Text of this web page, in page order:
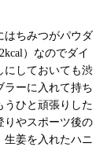
はちみつがパウダ
）なのでダイ
にしておいても渋
ラーに入れて持ち
うひと頑張りした
りやスポーツ後の
姜を入れたハニ